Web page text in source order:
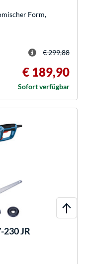
Form,
€ 299,88
€ 189,90
Sofort verfügbar
JR